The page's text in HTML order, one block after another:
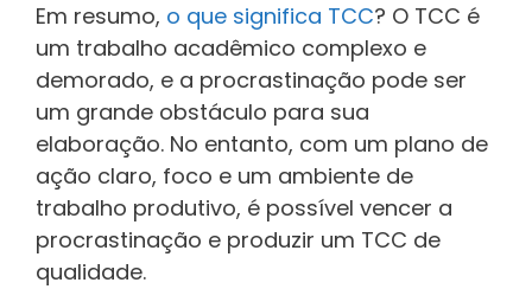
Em resumo, o que significa TCC? O TCC é
um trabalho acadêmico complexo e
demorado, e a procrastinação pode ser
um grande obstáculo para sua
elaboração. No entanto, com um plano de
ação claro, foco e um ambiente de
trabalho produtivo, é possível vencer a
procrastinação e produzir um TCC de
qualidade.